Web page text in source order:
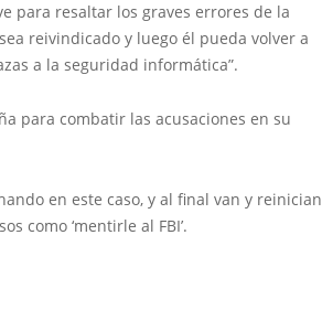
para resaltar los graves errores de la
reivindicado y luego él pueda volver a
a la seguridad informática”.
para combatir las acusaciones en su
en este caso, y al final van y reinician
como ‘mentirle al FBI’.